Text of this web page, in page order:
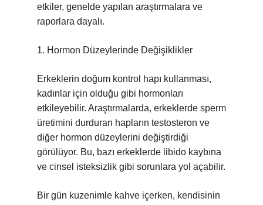
etkiler, genelde yapılan araştırmalara ve
raporlara dayalı.
1. Hormon Düzeylerinde Değişiklikler
Erkeklerin doğum kontrol hapı kullanması,
kadınlar için olduğu gibi hormonları
etkileyebilir. Araştırmalarda, erkeklerde sperm
üretimini durduran hapların testosteron ve
diğer hormon düzeylerini değiştirdiği
görülüyor. Bu, bazı erkeklerde libido kaybına
ve cinsel isteksizlik gibi sorunlara yol açabilir.
Bir gün kuzenimle kahve içerken, kendisinin